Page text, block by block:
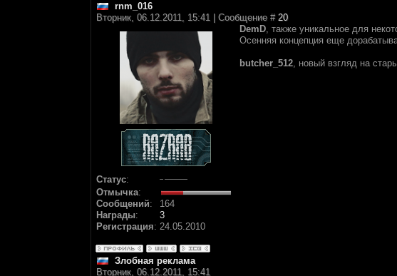
rnm_016
Вторник, 06.12.2011, 15:41 | Сообщение # 20
Статус:
Отмычка:
Сообщений:
164
Награды:
3
Регистрация: 24.05.2010
DemD, также уникальное для
Осенняя концепция еще
butcher_512, новый взгляд на
Злобная реклама
Вторник, 06.12.2011, 15:41